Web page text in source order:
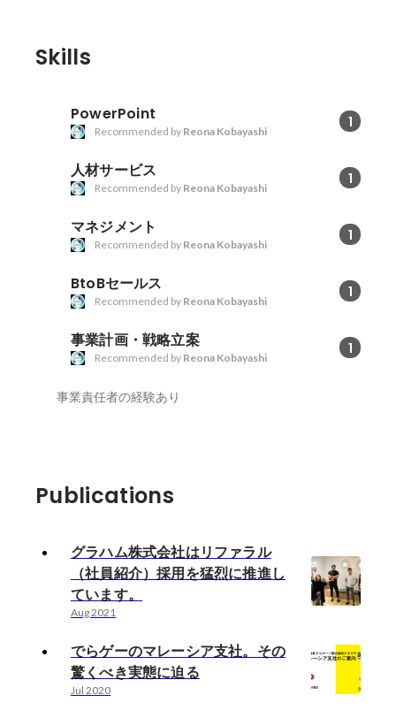
Skills
PowerPoint 1
Recommended by Reona Kobayashi
人材サービス 1
Recommended by Reona Kobayashi
マネジメント 1
Recommended by Reona Kobayashi
BtoBセールス 1
Recommended by Reona Kobayashi
事業計画・戦略立案 1
Recommended by Reona Kobayashi
事業責任者の経験あり
Publications
グラハム株式会社はリファラル
（社員紹介）採用を猛烈に推進し
ています。
Aug 2021
でらゲーのマレーシア支社。その
驚くべき実態に迫る
Jul 2020